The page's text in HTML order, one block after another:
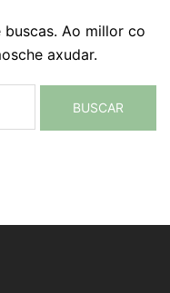
Ao millor co
axudar.